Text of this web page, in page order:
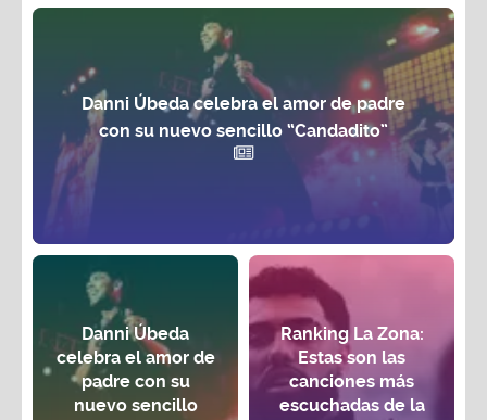
Danni Úbeda celebra el amor de padre
con su nuevo sencillo “Candadito”
Danni Úbeda
celebra el amor de
padre con su
nuevo sencillo
Ranking La Zona:
Estas son las
canciones más
escuchadas de la